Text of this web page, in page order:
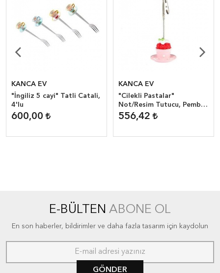
KANCA EV
"İngiliz 5 cayi" Tatli Catali,
4'lu
600,00
KANCA EV
"Cilekli Pastalar"
Not/Resim Tutucu, Pembe
Tabakli 3 LÜ SET OLARAK
SATILMAKTADIR.
556,42
E-BÜLTEN ABONE OL
En son haberler, bildirimler ve daha fazla tasarım için kaydolun
GÖNDER